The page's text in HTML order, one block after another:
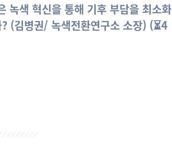
녹색 혁신을 통해 기후 부담을 최소화
(김병권/ 녹색전환연구소 소장) (⏳4